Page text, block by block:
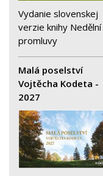
Vydanie slovenskej
verzie knihy Nedělní
promluvy
Malá poselství
Vojtěcha Kodeta -
2027